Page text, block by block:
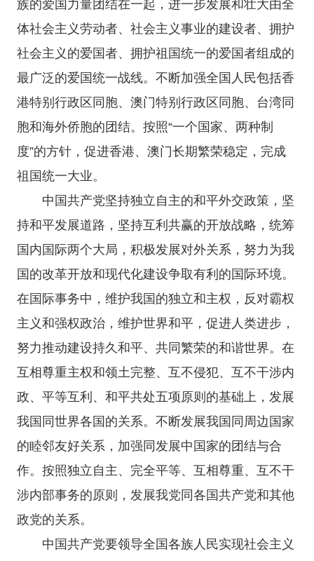
族的爱国力量团结在一起，进一步发展和壮大由全
体社会主义劳动者、社会主义事业的建设者、拥护
社会主义的爱国者、拥护祖国统一的爱国者组成的
最广泛的爱国统一战线。不断加强全国人民包括香
港特别行政区同胞、澳门特别行政区同胞、台湾同
胞和海外侨胞的团结。按照“一个国家、两种制
度”的方针，促进香港、澳门长期繁荣稳定，完成
祖国统一大业。
中国共产党坚持独立自主的和平外交政策，坚
持和平发展道路，坚持互利共赢的开放战略，统筹
国内国际两个大局，积极发展对外关系，努力为我
国的改革开放和现代化建设争取有利的国际环境。
在国际事务中，维护我国的独立和主权，反对霸权
主义和强权政治，维护世界和平，促进人类进步，
努力推动建设持久和平、共同繁荣的和谐世界。在
互相尊重主权和领土完整、互不侵犯、互不干涉内
政、平等互利、和平共处五项原则的基础上，发展
我国同世界各国的关系。不断发展我国同周边国家
的睦邻友好关系，加强同发展中国家的团结与合
作。按照独立自主、完全平等、互相尊重、互不干
涉内部事务的原则，发展我党同各国共产党和其他
政党的关系。
中国共产党要领导全国各族人民实现社会主义